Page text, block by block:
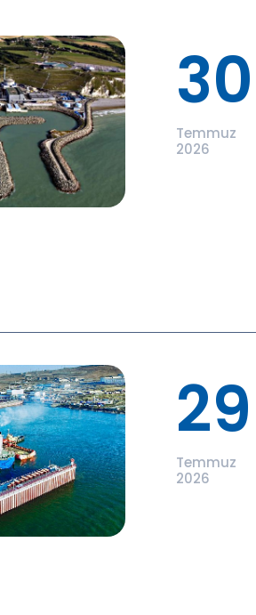
30
Temmuz
2026
29
Temmuz
2026